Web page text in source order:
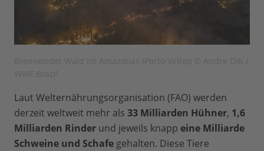
Laut Welternährungsorganisation (FAO) werden
derzeit weltweit mehr als 33 Milliarden Hühner, 1,6
Milliarden Rinder und jeweils knapp eine Milliarde
Schweine und Schafe gehalten. Diese Tiere